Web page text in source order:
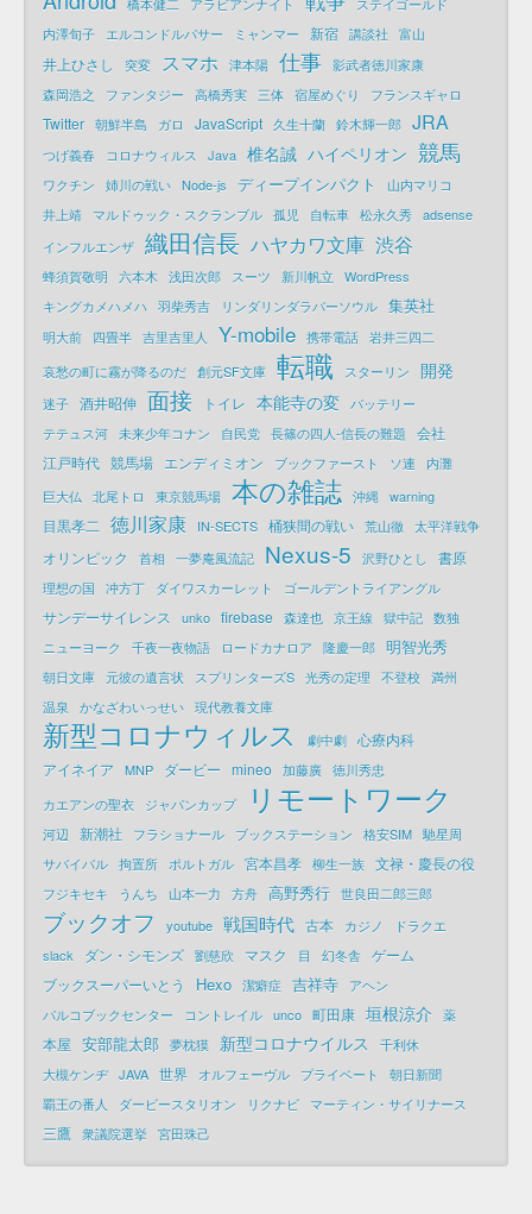
内澤旬子
エルコンドルパサー ミャンマー 新宿 講談社 富山
井上ひさし 突変 スマホ 津本陽 仕事 影武者徳川家康
森岡浩之
ファンタジー 高橋秀実 三体 宿屋めぐり フランスギャロ
Twitter 朝鮮半島 ガロ JavaScript 久生十蘭 鈴木輝一郎 JRA
つげ義春 コロナウィルス Java 椎名誠 ハイペリオン 競馬
ワクチン 姉川の戦い Node-js ディープインパクト
山内マリコ
井上靖
マルドゥック・スクランブル 孤児 自転車 松永久秀 adsense
インフルエンザ 織田信長 ハヤカワ文庫 渋谷
蜂須賀敬明 六本木 浅田次郎 スーツ 新川帆立
WordPress
キングカメハメハ 羽柴秀吉 リンダリンダラバーソウル 集英社
明大前 四畳半 吉里吉里人 Y-mobile 携帯電話 岩井三四二
哀愁の町に霧が降るのだ 創元SF文庫 転職 スターリン 開発
迷子 酒井昭伸 面接 トイレ 本能寺の変
バッテリー
テテュス河 未来少年コナン 自民党 長篠の四人-信長の難題
会社
江戸時代 競馬場 エンディミオン ブックファースト ソ連
内灘
巨大仏
北尾トロ 東京競馬場 本の雑誌 沖縄 warning
目黒孝二 徳川家康 IN-SECTS 桶狭間の戦い 荒山徹 太平洋戦争
オリンピック 首相 一夢庵風流記 Nexus-5 沢野ひとし 書原
理想の国 冲方丁 ダイワスカーレット ゴールデントライアングル
サンデーサイレンス unko firebase 森達也 京王線 獄中記 数独
ニューヨーク
千夜一夜物語 ロードカナロア 隆慶一郎 明智光秀
朝日文庫 元彼の遺言状 スプリンターズS 光秀の定理 不登校 満州
温泉
かなざわいっせい 現代教養文庫
新型コロナウィルス 劇中劇 心療内科
アイネイア
MNP ダービー mineo 加藤廣 徳川秀忠
カエアンの聖衣
ジャパンカップ リモートワーク
河辺 新潮社 フラショナール ブックステーション 格安SIM 馳星周
サバイバル 拘置所 ポルトガル 宮本昌孝 柳生一族 文禄・慶長の役
フジキセキ うんち 山本一力 方舟 高野秀行 世良田二郎三郎
ブックオフ youtube 戦国時代 古本 カジノ
ドラクエ
slack
ダン・シモンズ 劉慈欣 マスク 目 幻冬舎 ゲーム
ブックスーパーいとう
Hexo 潔癖症 吉祥寺
アヘン
パルコブックセンター
コントレイル unco 町田康 垣根涼介 薬
本屋 安部龍太郎 夢枕獏 新型コロナウイルス
千利休
大槻ケンヂ JAVA 世界 オルフェーヴル プライベート
朝日新聞
覇王の番人
ダービースタリオン リクナビ マーティン・サイリナース
三鷹 衆議院選挙 宮田珠己